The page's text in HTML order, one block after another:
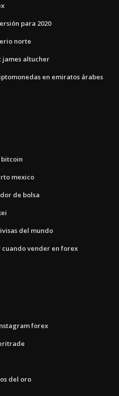
para 2020
norte
james altucher
en emiratos árabes
bitcoin
mexico
de bolsa
del mundo
cuando vender en forex
forex
del oro